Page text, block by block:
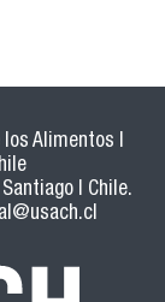
los Alimentos |
| Chile.